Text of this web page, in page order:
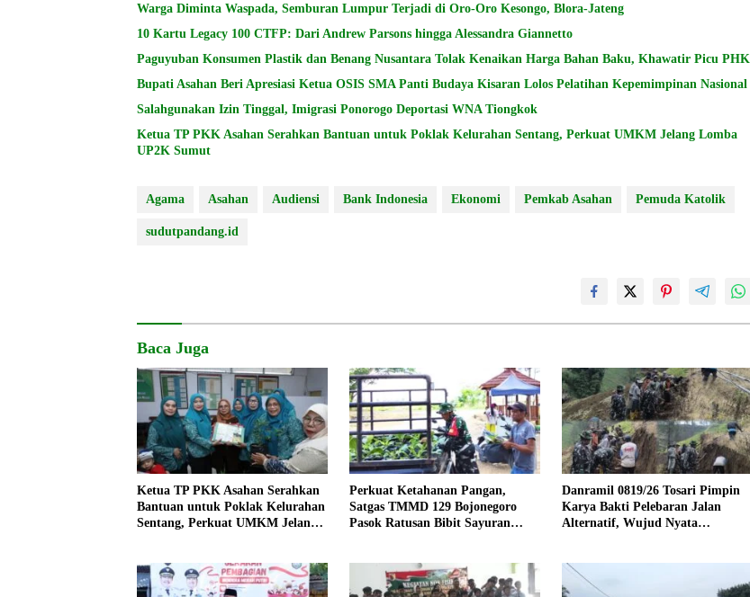
Warga Diminta Waspada, Semburan Lumpur Terjadi di Oro-Oro Kesongo, Blora-Jateng
10 Kartu Legacy 100 CTFP: Dari Andrew Parsons hingga Alessandra Giannetto
Paguyuban Konsumen Plastik dan Benang Nusantara Tolak Kenaikan Harga Bahan Baku, Khawatir Picu PHK
Bupati Asahan Beri Apresiasi Ketua OSIS SMA Panti Budaya Kisaran Lolos Pelatihan Kepemimpinan Nasional
Salahgunakan Izin Tinggal, Imigrasi Ponorogo Deportasi WNA Tiongkok
Ketua TP PKK Asahan Serahkan Bantuan untuk Poklak Kelurahan Sentang, Perkuat UMKM Jelang Lomba
UP2K Sumut
Agama Asahan Audiensi Bank Indonesia Ekonomi Pemkab Asahan Pemuda Katolik
sudutpandang.id
Baca Juga
Ketua TP PKK Asahan Serahkan
Bantuan untuk Poklak Kelurahan
Sentang, Perkuat UMKM Jelang
Perkuat Ketahanan Pangan,
Satgas TMMD 129 Bojonegoro
Pasok Ratusan Bibit Sayuran
Danramil 0819/26 Tosari Pimpin
Karya Bakti Pelebaran Jalan
Alternatif, Wujud Nyata